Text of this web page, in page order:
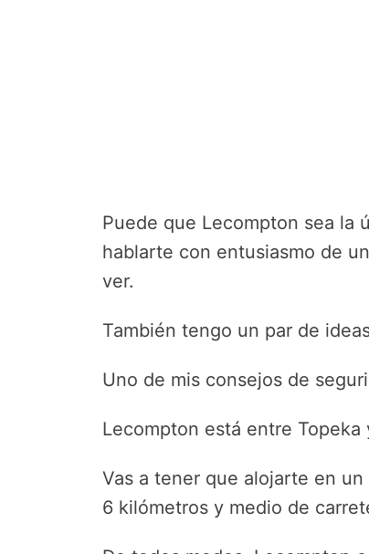
Puede que Lecompton sea la
hablarte con entusiasmo de
ver.
También tengo un par de
Uno de mis consejos de
Lecompton está entre
Vas a tener que alojarte en
6 kilómetros y medio de